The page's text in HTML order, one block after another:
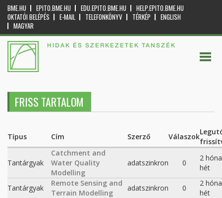
BME.HU EPITO.BME.HU EDU.EPITO.BME.HU
HELP.EPITO.BME.HU
OKTATÓI BELÉPÉS
E-MAIL TELEFONKÖNYV TÉRKÉP
ENGLISH
MAGYAR
HIDAK ÉS SZERKEZETEK TANSZÉK
FRISS TARTALOM
Típus Cím Szerző Válaszok
Tantárgyak
Catchment and
Water Quality
Modelling
adatszinkron 0
2
hét
Tantárgyak
Remote Sensing and
Terrain Modelling
adatszinkron 0
2
hét